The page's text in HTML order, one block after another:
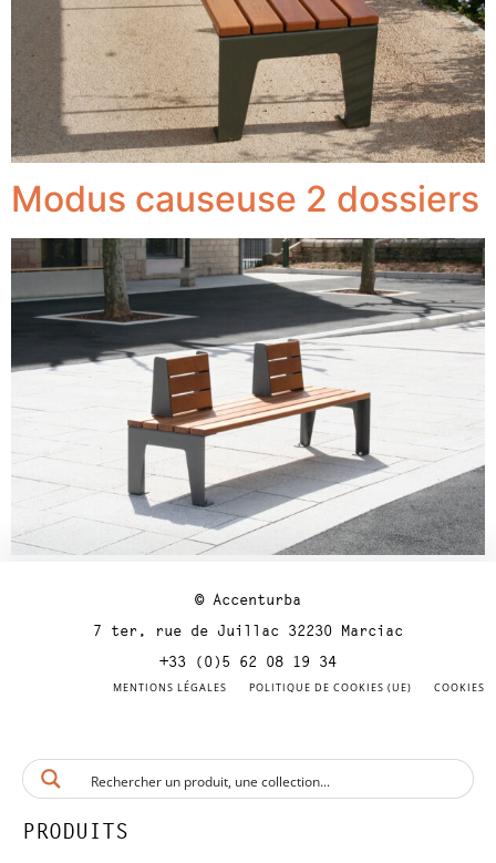
Modus causeuse 2 dossiers
© Accenturba
7 ter, rue de Juillac 32230 Marciac
+33 (0)5 62 08 19 34
MENTIONS LÉGALES POLITIQUE DE COOKIES (UE) COOKIES
PRODUITS